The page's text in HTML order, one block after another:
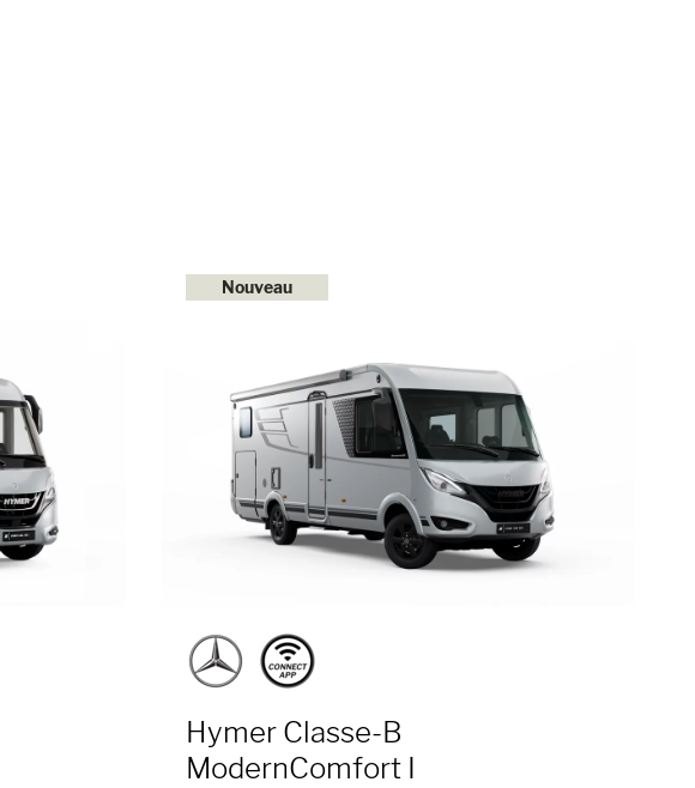
Nouveau
Hymer Classe-B
ModernComfort I